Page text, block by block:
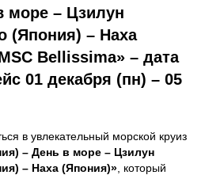
море – Цзилун
(Япония) – Наха
Bellissima» – дата
01 декабря (пн) – 05
в увлекательный морской круиз
– День в море – Цзилун
– Наха (Япония)» , который